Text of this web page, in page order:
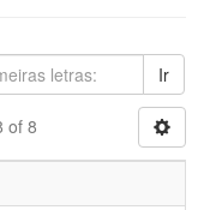
Ir
of 8